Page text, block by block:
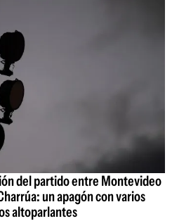
del partido entre Montevideo
un apagón con varios
altoparlantes